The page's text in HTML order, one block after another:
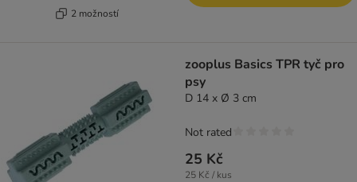
2 možností
zooplus Basics TPR tyč pro
psy
D 14 x Ø 3 cm
25 Kč
25 Kč / kus
Not rated